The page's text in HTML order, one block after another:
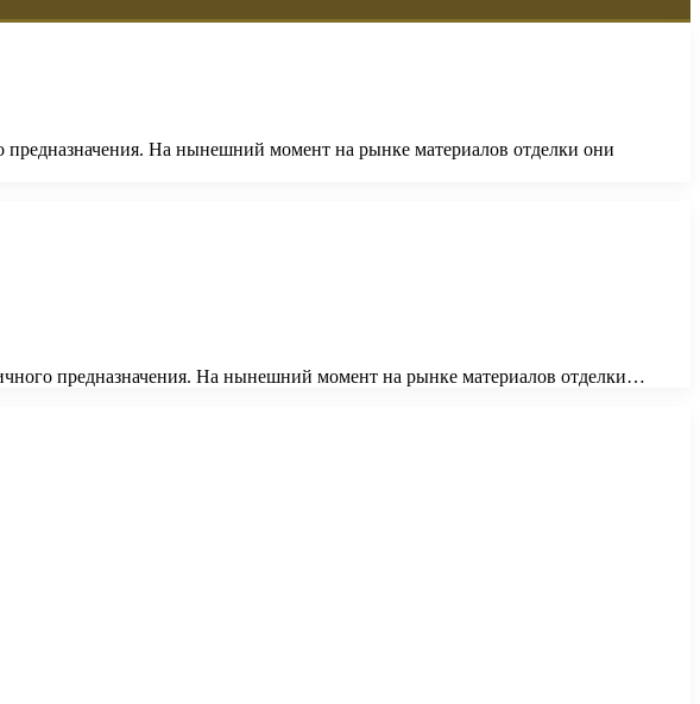
На нынешний момент на рынке материалов отделки они
предназначения. На нынешний момент на рынке материалов отделки…